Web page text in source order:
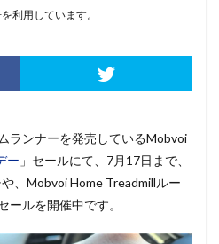
利用しています。
ランナーを発売しているMobvoi
ー 」セールにて、7月17日まで、
、Mobvoi Home Treadmillルー
ールを開催中です。